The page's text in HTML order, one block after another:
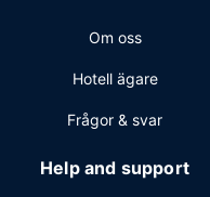
Om oss
Hotell ägare
Frågor & svar
Help and support